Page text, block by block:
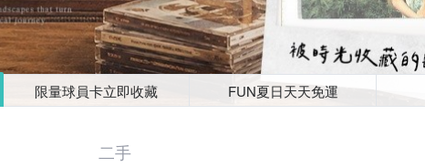
限量球員卡立即收藏 FUN夏日天天免運
二手